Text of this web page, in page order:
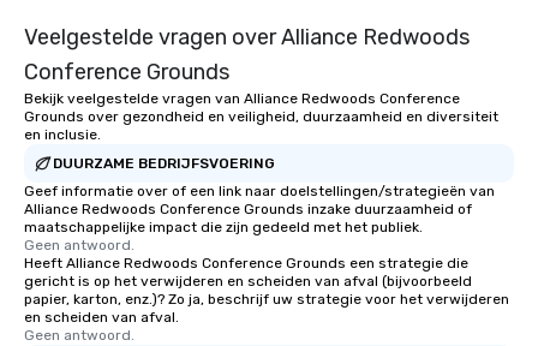
Veelgestelde vragen over Alliance Redwoods
Conference Grounds
Bekijk veelgestelde vragen van Alliance Redwoods Conference
Grounds over gezondheid en veiligheid, duurzaamheid en diversiteit
en inclusie.
DUURZAME BEDRIJFSVOERING
Geef informatie over of een link naar doelstellingen/strategieën van
Alliance Redwoods Conference Grounds inzake duurzaamheid of
maatschappelijke impact die zijn gedeeld met het publiek.
Geen antwoord.
Heeft Alliance Redwoods Conference Grounds een strategie die
gericht is op het verwijderen en scheiden van afval (bijvoorbeeld
papier, karton, enz.)? Zo ja, beschrijf uw strategie voor het verwijderen
en scheiden van afval.
Geen antwoord.